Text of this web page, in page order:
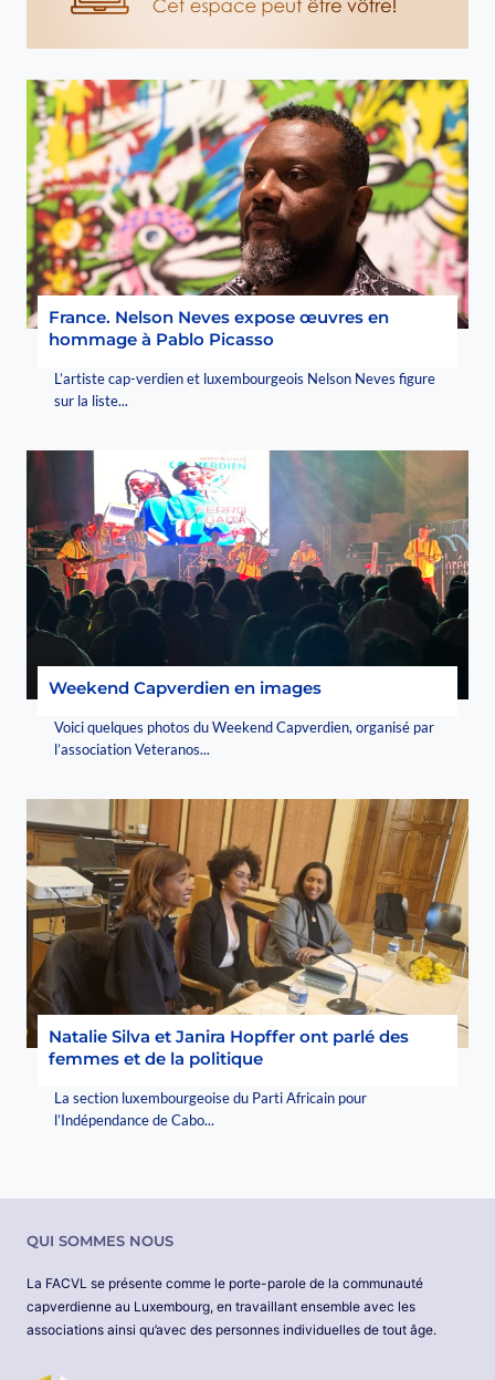
France. Nelson Neves expose œuvres en
hommage à Pablo Picasso
L’artiste cap-verdien et luxembourgeois Nelson Neves figure
sur la liste...
Weekend Capverdien en images
Voici quelques photos du Weekend Capverdien, organisé par
l’association Veteranos...
Natalie Silva et Janira Hopffer ont parlé des
femmes et de la politique
La section luxembourgeoise du Parti Africain pour
l’Indépendance de Cabo...
QUI SOMMES NOUS
La FACVL se présente comme le porte-parole de la communauté
capverdienne au Luxembourg, en travaillant ensemble avec les
associations ainsi qu’avec des personnes individuelles de tout âge.